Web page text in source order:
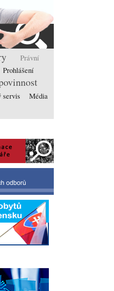
Právní
Prohlášení
servis
Média